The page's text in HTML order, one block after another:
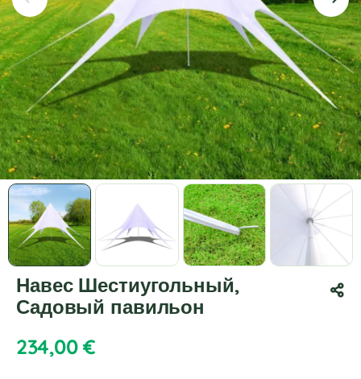
Навес Шестиугольный,
Садовый павильон
234,00€